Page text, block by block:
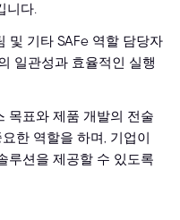
니다.
및 기타 SAFe 역할 담당자
일관성과 효율적인 실행
목표와 제품 개발의 전술
한 역할을 하며, 기업이
루션을 제공할 수 있도록